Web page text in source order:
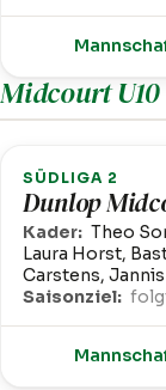
Midcourt
SÜDLIGA 2
Dunlop
Kader: Theo
Laura Horst,
Carstens,
Saisonziel: